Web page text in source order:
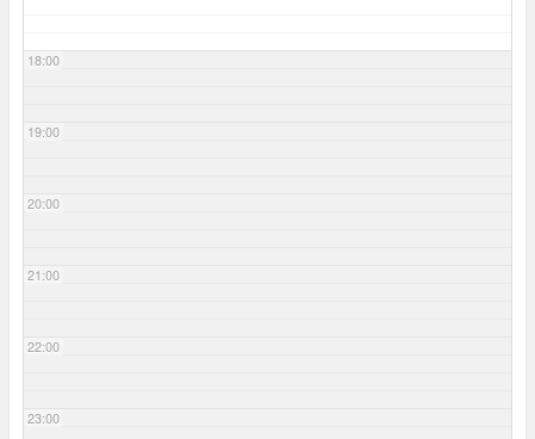
18:00
19:00
20:00
21:00
22:00
23:00